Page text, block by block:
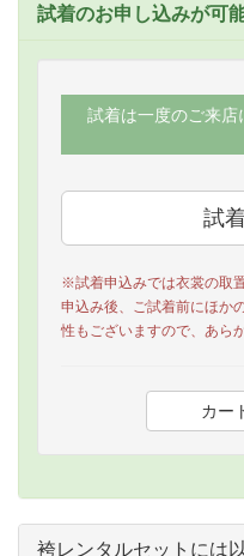
試着のお申し込みが可能
試着は一度のご来店
※試着申込みでは衣裳の取
申込み後、ご試着前にほか
性もございますので、あら
袴レンタルセットには